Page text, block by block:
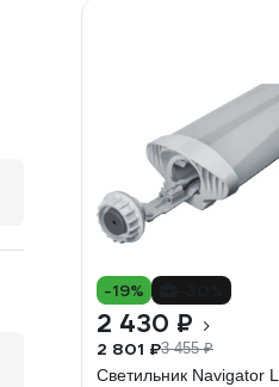
-19%
2 430 ₽
2 801 ₽3 455 ₽
Светильник Navigator